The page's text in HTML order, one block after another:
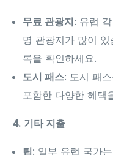
무료 관광지: 유럽
명 관광지가 많이
록을 확인하세요.
도시 패스: 도시 패
포함한 다양한 혜택
4. 기타 지출
팁: 일부 유럽 국가